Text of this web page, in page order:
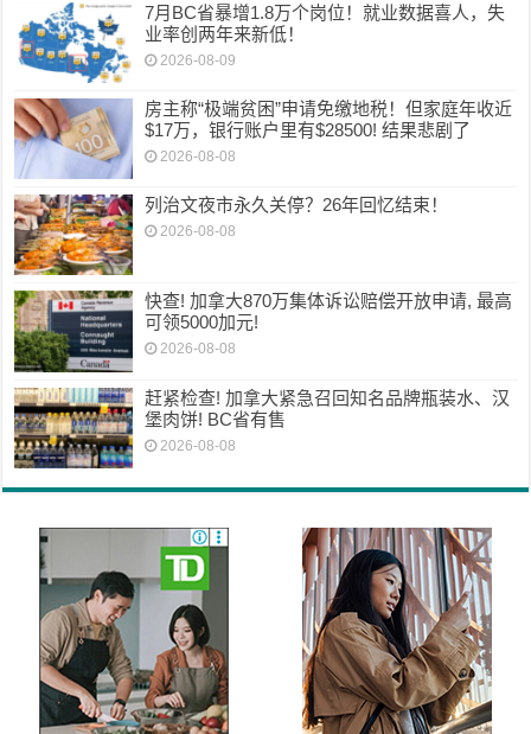
7月BC省暴增1.8万个岗位！就业数据喜人，失
业率创两年来新低！
2026-08-09
房主称“极端贫困”申请免缴地税！但家庭年收近
$17万，银行账户里有$28500! 结果悲剧了
2026-08-08
列治文夜市永久关停？26年回忆结束！
2026-08-08
快查! 加拿大870万集体诉讼赔偿开放申请, 最高
可领5000加元!
2026-08-08
赶紧检查! 加拿大紧急召回知名品牌瓶装水、汉
堡肉饼! BC省有售
2026-08-08